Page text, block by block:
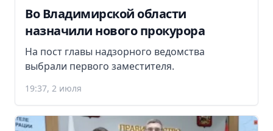
Во Владимирской области
назначили нового прокурора
На пост главы надзорного ведомства
выбрали первого заместителя.
19:37, 2 июля